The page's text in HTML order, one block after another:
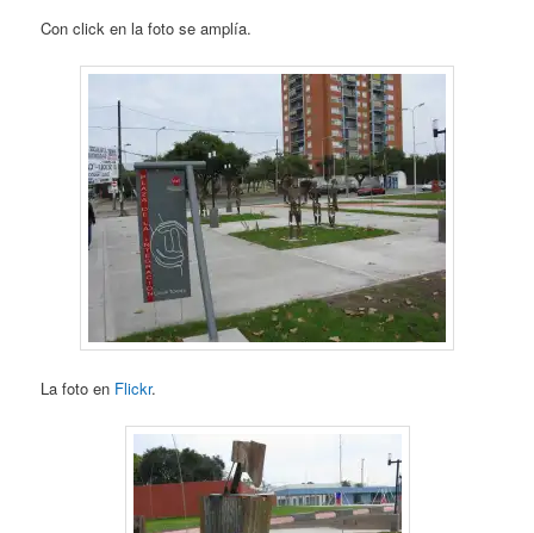
Con click en la foto se amplía.
La foto en Flickr.